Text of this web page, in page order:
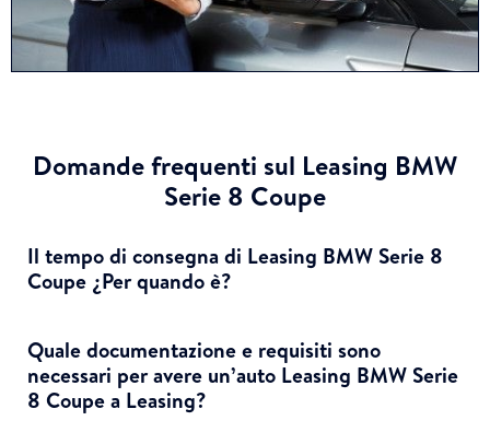
Domande frequenti sul Leasing BMW
Serie 8 Coupe
Il tempo di consegna di Leasing BMW Serie 8
Coupe ¿Per quando è?
Quale documentazione e requisiti sono
necessari per avere un’auto Leasing BMW Serie
8 Coupe a Leasing?